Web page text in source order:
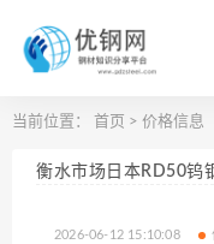
当前位置： 首页 > 价格信息
衡水市场日本RD50钨
2026-06-12 15:10:08